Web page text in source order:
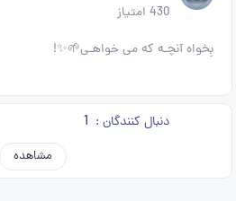
430 امتیاز
بِخواه آنچـه که می خواهـی🌱✨!
دنبال کنندگان : 1
مشاهده